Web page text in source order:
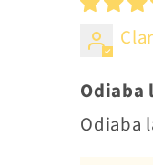
Odiaba
Odiaba